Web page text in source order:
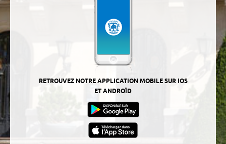
RETROUVEZ NOTRE APPLICATION MOBILE SUR IOS
ET ANDROÏD